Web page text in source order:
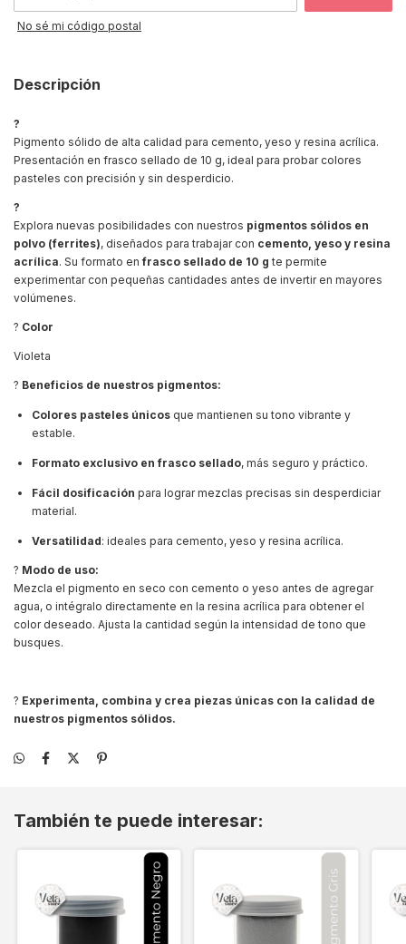
No sé mi código postal
Descripción
?
Pigmento sólido de alta calidad para cemento, yeso y resina acrílica.
Presentación en frasco sellado de 10 g, ideal para probar colores
pasteles con precisión y sin desperdicio.
?
Explora nuevas posibilidades con nuestros pigmentos sólidos en
polvo (ferrites), diseñados para trabajar con cemento, yeso y resina
acrílica. Su formato enfrasco sellado de 10 g te permite
experimentar con pequeñas cantidades antes de invertir en mayores
volúmenes.
? Color
Violeta
? Beneficios de nuestros pigmentos:
Colores pasteles únicos que mantienen su tono vibrante y
estable.
Formato exclusivo en frasco sellado, más seguro y práctico.
Fácil dosificación para lograr mezclas precisas sin desperdiciar
material.
Versatilidad: ideales para cemento, yeso y resina acrílica.
? Modo de uso:
Mezcla el pigmento en seco con cemento o yeso antes de agregar
agua, o intégralo directamente en la resina acrílica para obtener el
color deseado. Ajusta la cantidad según la intensidad de tono que
busques.
? Experimenta, combina y crea piezas únicas con la calidad de
nuestros pigmentos sólidos.
También te puede interesar: